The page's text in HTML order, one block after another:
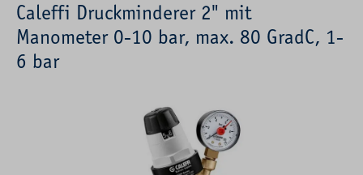
Caleffi Druckminderer 2" mit
Manometer 0-10 bar, max. 80 GradC, 1-
6 bar